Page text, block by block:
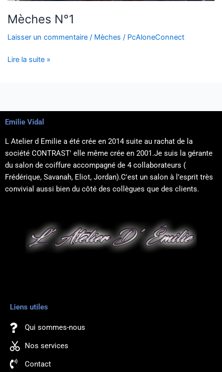
Mèches N°1
Laisser un commentaire / Mèches / PcAloneConnect
Lire la suite »
Emilie Vidal
L Atelier d Emilie a été crée en 2014 suite au rachat de la
société CONTRAST' elle même crée en 2001.Je suis la gérante
du salon de coiffure accompagné de 4 collaborateurs (
Frédérique, Savanah, Eliot, Jordan).C'est un salon à l’esprit très
convivial aussi bien du côté des collègues que des clients.
Liens utiles
Qui sommes-nous
Nos services
Contact